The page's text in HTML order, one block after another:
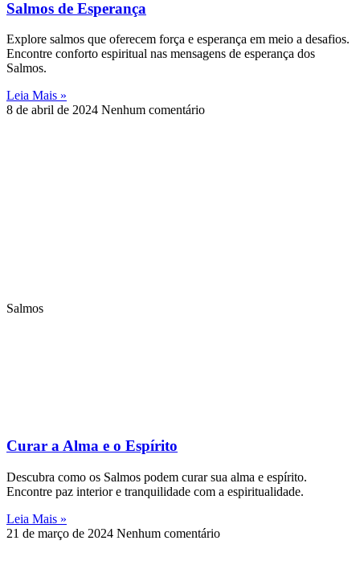
Salmos de Esperança
Explore salmos que oferecem força e esperança em meio a desafios.
Encontre conforto espiritual nas mensagens de esperança dos
Salmos.
Leia Mais »
8 de abril de 2024 Nenhum comentário
Salmos
Curar a Alma e o Espírito
Descubra como os Salmos podem curar sua alma e espírito.
Encontre paz interior e tranquilidade com a espiritualidade.
Leia Mais »
21 de março de 2024 Nenhum comentário